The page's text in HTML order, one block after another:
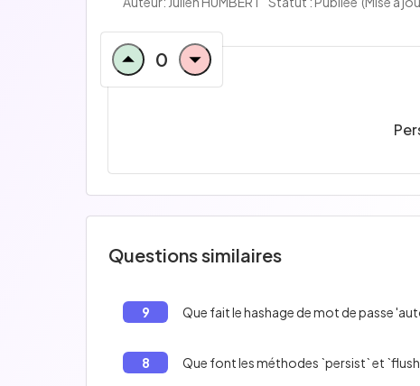
0
Questions similaires
9 Que fait le hashage de mot de passe
8 Que font les méthodes `persist` et